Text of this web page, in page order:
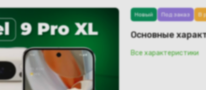
Новый Под заказ В
Основные
Все характеристики